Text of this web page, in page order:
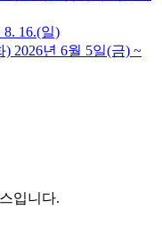
입니다.